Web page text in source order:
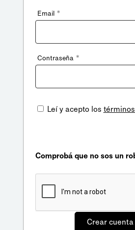
Email *
Contraseña *
Leí y acepto los
Comprobá que no sos un